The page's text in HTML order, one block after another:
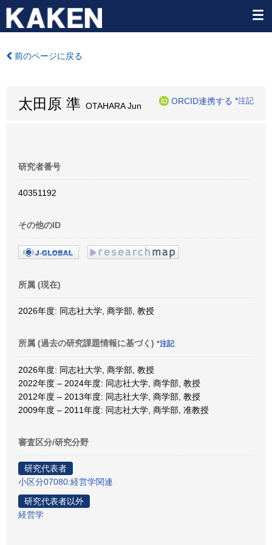
前のページに戻る
太田原 準 OTAHARA Jun
ORCID連携する *注記
研究者番号
40351192
その他のID
所属 (現在)
2026年度: 同志社大学, 商学部, 教授
所属 (過去の研究課題情報に基づく) *注記
2026年度: 同志社大学, 商学部, 教授
2022年度 – 2024年度: 同志社大学, 商学部, 教授
2012年度 – 2013年度: 同志社大学, 商学部, 教授
2009年度 – 2011年度: 同志社大学, 商学部, 准教授
審査区分/研究分野
研究代表者
小区分07080:経営学関連
研究代表者以外
経営学